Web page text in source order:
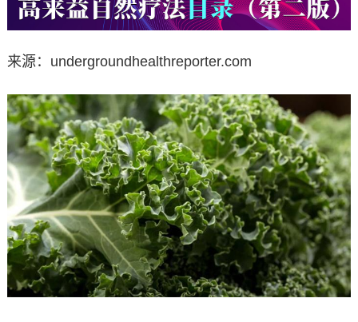
来源：undergroundhealthreporter.com